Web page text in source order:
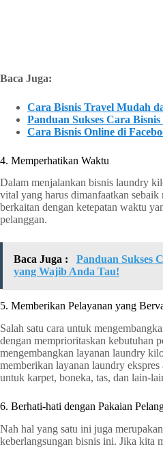
Baca Juga:
Cara Bisnis Travel Mudah
Panduan Sukses Cara
Cara Bisnis Online di
4. Memperhatikan Waktu
Dalam menjalankan bisnis laundry
vital yang harus dimanfaatkan
berkaitan dengan ketepatan waktu
pelanggan.
Baca Juga :
Panduan Sukses
yang Wajib Anda Tau!
5. Memberikan Pelayanan yang
Salah satu cara untuk
dengan memprioritaskan kebutuhan
mengembangkan layanan laundry
memberikan layanan laundry
untuk karpet, boneka, tas, dan lain-
6. Berhati-hati dengan Pakaian
Nah hal yang satu ini juga
keberlangsungan bisnis ini. Jika kita